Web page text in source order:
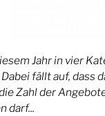
Jahr in vier
fällt auf, dass
Zahl der
darf...